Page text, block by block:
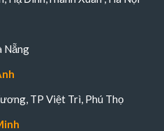
Nẵng
TP Việt Trì, Phú Thọ